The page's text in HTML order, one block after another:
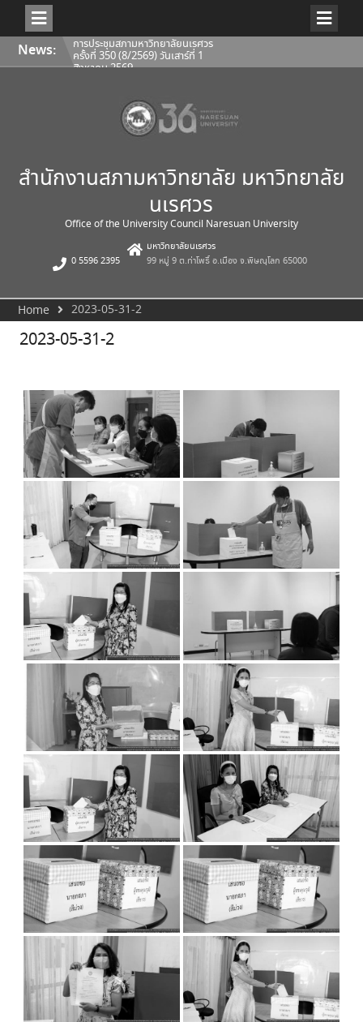
Skip
content
News: การประชุมสภามหาวิทยาลัยนเรศวร
ครั้งที่ 350 (8/2569) วันเสาร์ที่ 1
สิงหาคม 2569
สถาปัตยกรรมศาสตร์ ศิลปะและการ
ออกแบบ 1/2569
การประชุมคณะกรรมการติดตาม
ประเมินผลฯ ของคณบดีคณะโลจิ
สำนักงานสภามหาวิทยาลัย มหาวิทยาลัย
นเรศวร
Office of the University Council Naresuan University
0 5596 2395
มหาวิทยาลัยนเรศวร
99 หมู่ 9 ต.ท่าโพธิ์ อ.เมือง จ.พิษณุโลก 65000
Home 2023-05-31-2
2023-05-31-2